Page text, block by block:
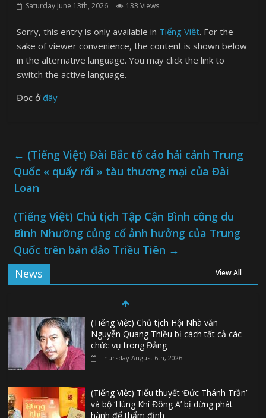
Saturday June 13th, 2026 133 Views
Sorry, this entry is only available in Tiếng Việt. For the
sake of viewer convenience, the content is shown below
in the alternative language. You may click the link to
switch the active language.
Đọc ởđây
← (Tiếng Việt) Đài Bắc tố cáo hải cảnh Trung
Quốc « quấy rối » tàu thương mại của Đài
Loan
(Tiếng Việt) Chủ tịch Tập Cận Bình công du
Bình Nhưỡng củng cố ảnh hưởng của Trung
Quốc trên bán đảo Triều Tiên →
News
View All
(Tiếng Việt) Chủ tịch Hội Nhà văn
Nguyễn Quang Thiều bị cách tất cả các
chức vụ trong Đảng
Thursday August 6th, 2026
(Tiếng Việt) Tiểu thuyết ‘Đức Thánh Trần’
và bộ ‘Hùng Khí Đông A’ bị dừng phát
hành để thẩm định